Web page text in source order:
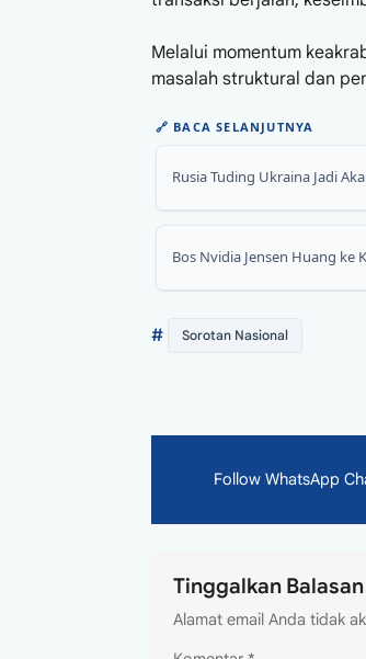
Melalui momentum
masalah struktural dan
🔗 BACA SELANJUTNYA
Rusia Tuding Ukraina Jadi
Bos Nvidia Jensen Huang ke
# Sorotan Nasional
Follow WhatsApp
Tinggalkan Balasan
Alamat email Anda tidak